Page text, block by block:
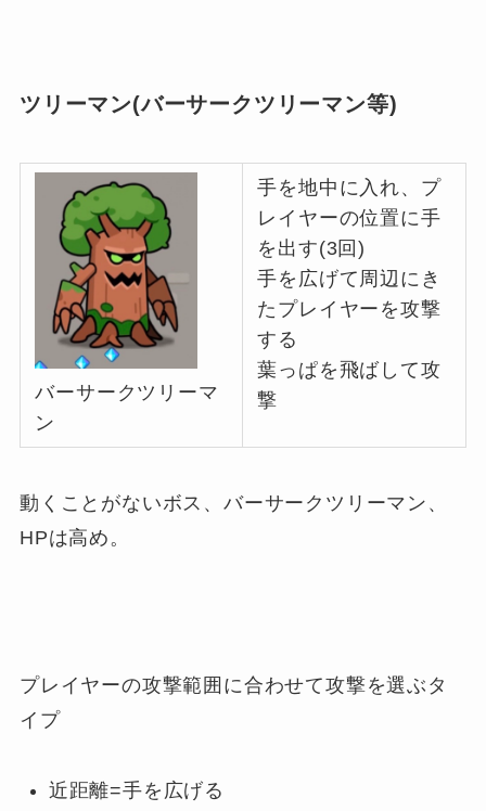
ツリーマン(バーサークツリーマン等)
バーサークツリーマ
ン
手を地中に入れ、プ
レイヤーの位置に手
を出す(3回)
手を広げて周辺にき
たプレイヤーを攻撃
する
葉っぱを飛ばして攻
撃
動くことがないボス、バーサークツリーマン、
HPは高め。
プレイヤーの攻撃範囲に合わせて攻撃を選ぶタ
イプ
近距離=手を広げる